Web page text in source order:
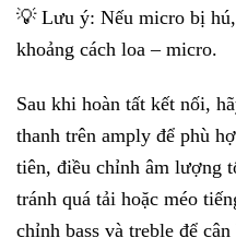
💡 Lưu ý: Nếu micro bị
khoảng cách loa – micro.
Sau khi hoàn tất kết nối,
thanh trên amply để phù
tiên, điều chỉnh âm lượng
tránh quá tải hoặc méo
chỉnh bass và treble để